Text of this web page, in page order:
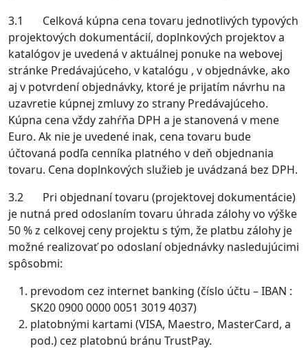
3.1 Celková kúpna cena tovaru jednotlivých typových
projektových dokumentácií, doplnkových projektov a
katalógov je uvedená v aktuálnej ponuke na webovej
stránke Predávajúceho, v katalógu , v objednávke, ako
aj v potvrdení objednávky, ktoré je prijatím návrhu na
uzavretie kúpnej zmluvy zo strany Predávajúceho.
Kúpna cena vždy zahŕňa DPH a je stanovená v mene
Euro. Ak nie je uvedené inak, cena tovaru bude
účtovaná podľa cenníka platného v deň objednania
tovaru. Cena doplnkových služieb je uvádzaná bez DPH.
3.2 Pri objednaní tovaru (projektovej dokumentácie)
je nutná pred odoslaním tovaru úhrada zálohy vo výške
50 % z celkovej ceny projektu s tým, že platbu zálohy je
možné realizovať po odoslaní objednávky nasledujúcimi
spôsobmi:
prevodom cez internet banking (číslo účtu – IBAN :
SK20 0900 0000 0051 3019 4037)
platobnými kartami (VISA, Maestro, MasterCard, a
pod.) cez platobnú bránu TrustPay.